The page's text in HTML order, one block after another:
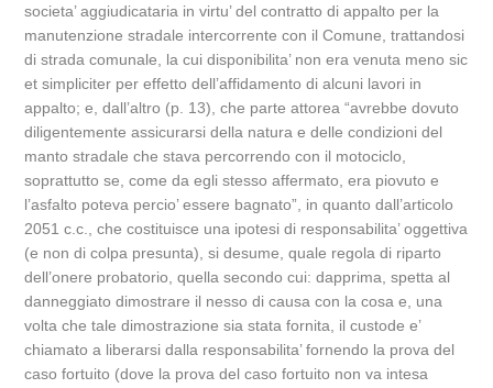
societa’ aggiudicataria in virtu’ del contratto di appalto per la
manutenzione stradale intercorrente con il Comune, trattandosi
di strada comunale, la cui disponibilita’ non era venuta meno sic
et simpliciter per effetto dell’affidamento di alcuni lavori in
appalto; e, dall’altro (p. 13), che parte attorea “avrebbe dovuto
diligentemente assicurarsi della natura e delle condizioni del
manto stradale che stava percorrendo con il motociclo,
soprattutto se, come da egli stesso affermato, era piovuto e
l’asfalto poteva percio’ essere bagnato”, in quanto dall’articolo
2051 c.c., che costituisce una ipotesi di responsabilita’ oggettiva
(e non di colpa presunta), si desume, quale regola di riparto
dell’onere probatorio, quella secondo cui: dapprima, spetta al
danneggiato dimostrare il nesso di causa con la cosa e, una
volta che tale dimostrazione sia stata fornita, il custode e’
chiamato a liberarsi dalla responsabilita’ fornendo la prova del
caso fortuito (dove la prova del caso fortuito non va intesa